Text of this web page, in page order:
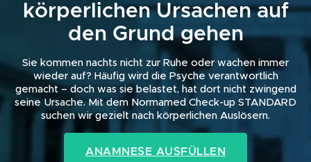
körperlichenUrsachen auf
den Grund gehen
Sie kommen nachts nicht zur Ruhe oder wachen immer
wieder auf? Häufig wird die Psyche verantwortlich
gemacht – doch was sie belastet, hat dort nicht zwingend
seine Ursache. Mit dem Normamed Check-up STANDARD
suchen wir gezielt nach körperlichen Auslösern.
ANAMNESE AUSFÜLLEN